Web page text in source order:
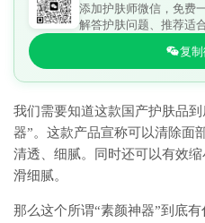
添加护肤师微信，免费
解答护肤问题、推荐适
复
我们需要知道这款国产护肤品
器”。这款产品宣称可以清除面
清透、细腻。同时还可以有效
滑细腻。
那么这个所谓“素颜神器”到底